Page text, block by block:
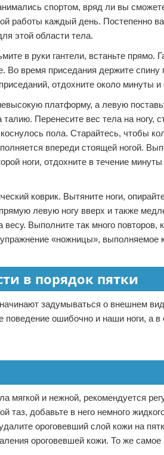
спортом, вряд ли вы
работы каждый день. Постепенно
этой области тела.
в руки гантели, встаньте прямо.
Во время приседания держите
отдохните около минуты
платформу, а левую
талию. Перенесите вес тела на
пола. Старайтесь, чтобы
впереди стоящей ногой.
ноги, отдохните в течение
коврик. Вытяните ноги,
левую ногу вверх и также
Выполните так много
«ножницы»,
в порядок пятки
задумываться о внешнем
поведение ошибочно и наши ноги, а в
мягкой и нежной, рекомендуется
таз, добавьте в него немного
удалите ороговевший слой кожи на
ороговевшей кожи. То же самое